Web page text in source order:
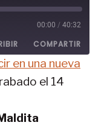
00:00 / 40:32
COMPARTIR
en una nueva
el 14